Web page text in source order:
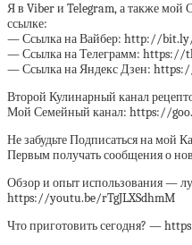
Я в Viber и Telegram, а также
ссылке:
— Ссылка на Вайбер: http://
— Ссылка на Телеграмм: https://
— Ссылка на Яндекс Дзен:
Второй Кулинарный канал
Мой Семейный канал: https://
Не забудьте Подписаться на мой
Первым получать сообщения о
Обзор и опыт использования —
https://youtu.be/rTgJLXSdhmM
Что приготовить сегодня? —